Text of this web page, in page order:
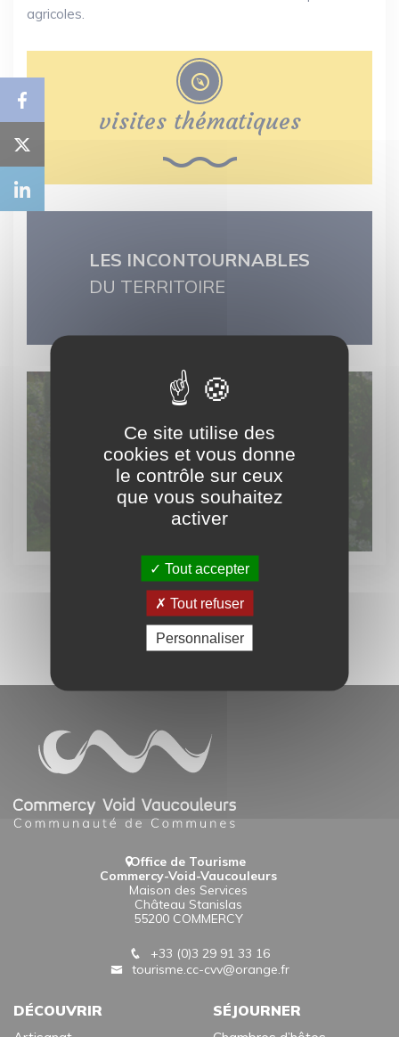
agricoles.
visites thématiques
LES INCONTOURNABLES
DU TERRITOIRE
Découvrez
le patrimoine vert
Office de Tourisme
Commercy-Void-Vaucouleurs
Maison des Services
Château Stanislas
55200 COMMERCY
+33 (0)3 29 91 33 16
tourisme.cc-cvv@orange.fr
DÉCOUVRIR SÉJOURNER
Ce site utilise des
cookies et vous donne
le contrôle sur ceux
que vous souhaitez
activer
Tout accepter
Tout refuser
Personnaliser